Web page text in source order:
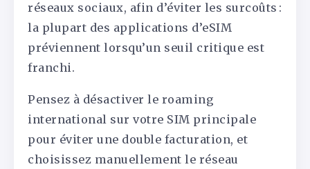
réseaux sociaux, afin d’éviter les surcoûts :
la plupart des applications d’eSIM
préviennent lorsqu’un seuil critique est
franchi.
Pensez à désactiver le roaming
international sur votre SIM principale
pour éviter une double facturation, et
choisissez manuellement le réseau